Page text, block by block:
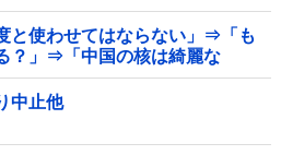
と使わせてはならない」⇒「も
？」⇒「中国の核は綺麗な
中止他